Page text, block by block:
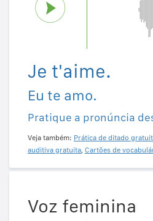
Je t'aime.
Eu te amo.
Pratique a pronúncia
Veja também: Prática de ditado
auditiva gratuita, Cartões de
Voz feminina